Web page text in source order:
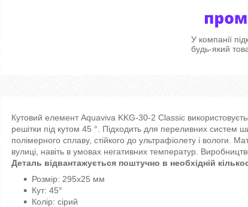
У компанії
будь-який
Кутовий елемент Aquaviva KKG-30-2 Classic
решітки під кутом 45 °. Підходить для переливних
полімерного сплаву, стійкого до ультрафіолету і вологи.
вулиці, навіть в умовах негативних температур.
Деталь відвантажується поштучно в необхідній
Розмір: 295х25 мм
Кут: 45°
Колір: сірий